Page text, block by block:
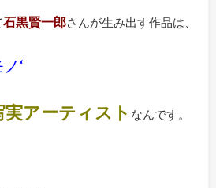
石黒賢一郎さんが生み出す作品は、
‘
実アーティスト なんです。